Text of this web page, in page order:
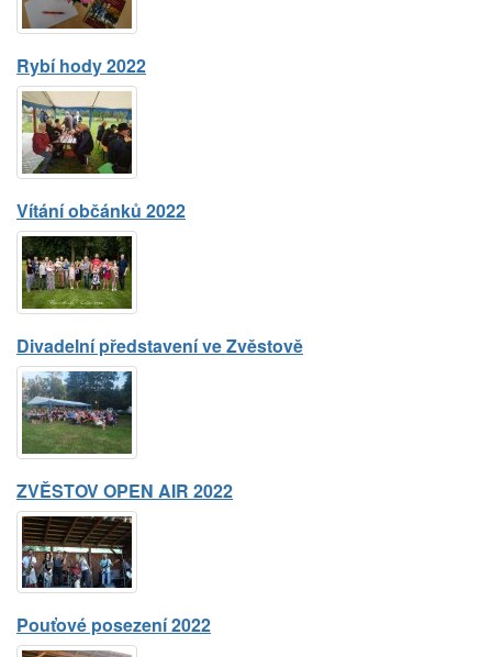
Rybí hody 2022
Vítání občánků 2022
Divadelní představení ve Zvěstově
ZVĚSTOV OPEN AIR 2022
Pouťové posezení 2022